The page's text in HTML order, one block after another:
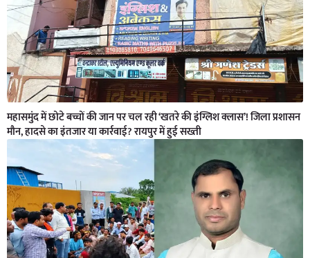
महासमुंद में छोटे बच्चों की जान पर चल रही ‘खतरे की इंग्लिश क्लास’! जिला प्रशासन
मौन, हादसे का इंतजार या कार्रवाई? रायपुर में हुई सख्ती